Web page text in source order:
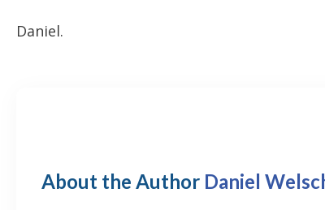
Daniel.
About the Author Daniel